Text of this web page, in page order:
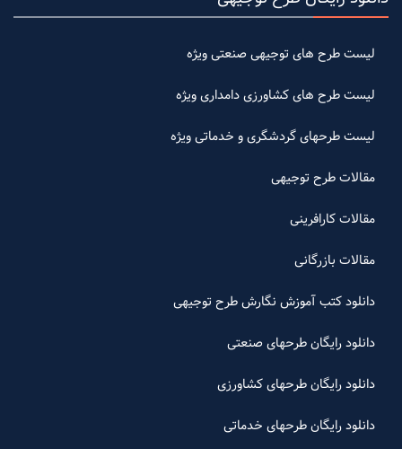
لیست طرح های توجیهی صنعتی ویژه
لیست طرح های کشاورزی دامداری ویژه
لیست طرحهای گردشگری و خدماتی ویژه
مقالات طرح توجیهی
مقالات کارافرینی
مقالات بازرگانی
دانلود کتب آموزش نگارش طرح توجیهی
دانلود رایگان طرحهای صنعتی
دانلود رایگان طرحهای کشاورزی
دانلود رایگان طرحهای خدماتی